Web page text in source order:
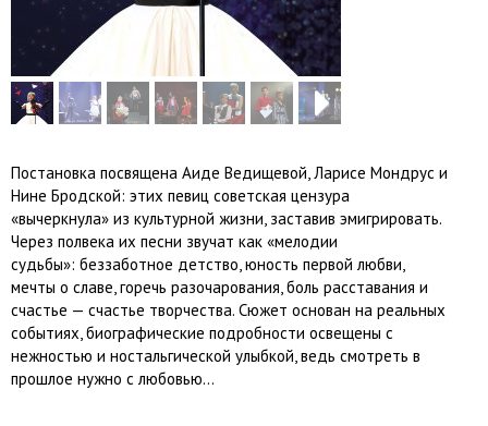
Постановка посвящена Аиде Ведищевой, Ларисе Мондрус и
Нине Бродской: этих певиц советская цензура
«вычеркнула» из культурной жизни, заставив эмигрировать.
Через полвека их песни звучат как «мелодии
судьбы»: беззаботное детство, юность первой любви,
мечты о славе, горечь разочарования, боль расставания и
счастье — счастье творчества. Сюжет основан на реальных
событиях, биографические подробности освещены с
нежностью и ностальгической улыбкой, ведь смотреть в
прошлое нужно с любовью...